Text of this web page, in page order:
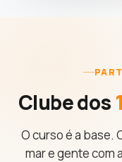
Clube dos
O curso é a base.
mar e gente com